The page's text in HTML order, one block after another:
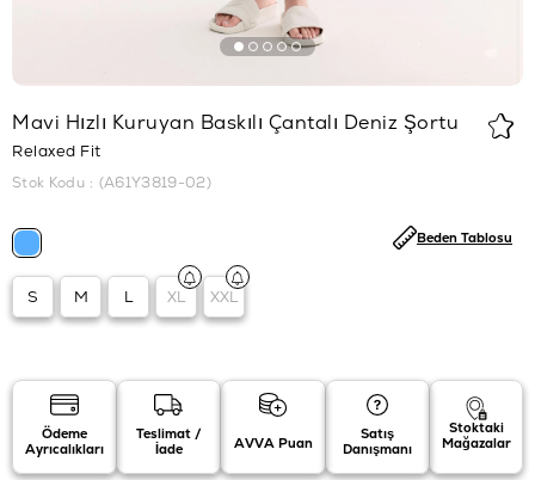
Mavi Hızlı Kuruyan Baskılı Çantalı Deniz Şortu
Relaxed Fit
Stok Kodu (A61Y3819-02)
S M L XL XXL
Beden Tablosu
Ödeme
Ayrıcalıkları
Teslimat /
İade
AVVA Puan
Satış
Danışmanı
Stoktaki
Mağazalar